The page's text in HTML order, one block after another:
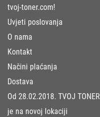
tvoj-toner.com!
Uvjeti poslovanja
O nama
Kontakt
Načini plaćanja
Dostava
Od 28.02.2018. TVOJ TONER
je na novoj lokaciji